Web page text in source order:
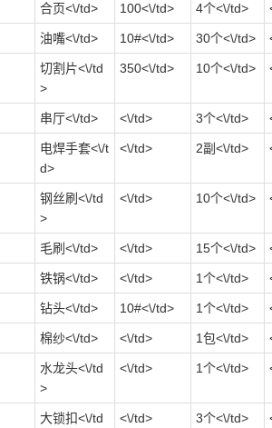
合页<\/td> 100<\/td> 4个<\/td>
油嘴<\/td> 10#<\/td> 30个<\/td>
切割片<\/td
>
350<\/td> 10个<\/td>
串厅<\/td> <\/td> 3个<\/td>
电焊手套<\/t
d>
<\/td> 2副<\/td>
钢丝刷<\/td
>
<\/td> 10个<\/td>
毛刷<\/td> <\/td> 15个<\/td>
铁锅<\/td> <\/td> 1个<\/td>
钻头<\/td> 10#<\/td> 1个<\/td>
棉纱<\/td> <\/td> 1包<\/td>
水龙头<\/td
>
<\/td> 1个<\/td>
大锁扣<\/td <\/td> 3个<\/td>